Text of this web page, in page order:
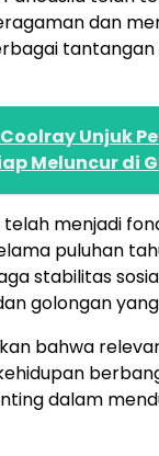
dan
tantangan
Coolray Unjuk
Meluncur di
menjadi
puluhan
stabilitas
golongan
bahwa
dalam